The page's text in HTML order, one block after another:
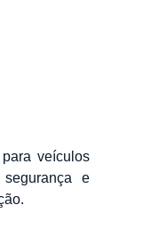
veículos
e